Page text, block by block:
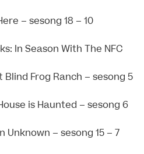
– sesong 18 – 10
In Season With The NFC
Frog Ranch – sesong 5
is Haunted – sesong 6
Unknown – sesong 15 – 7